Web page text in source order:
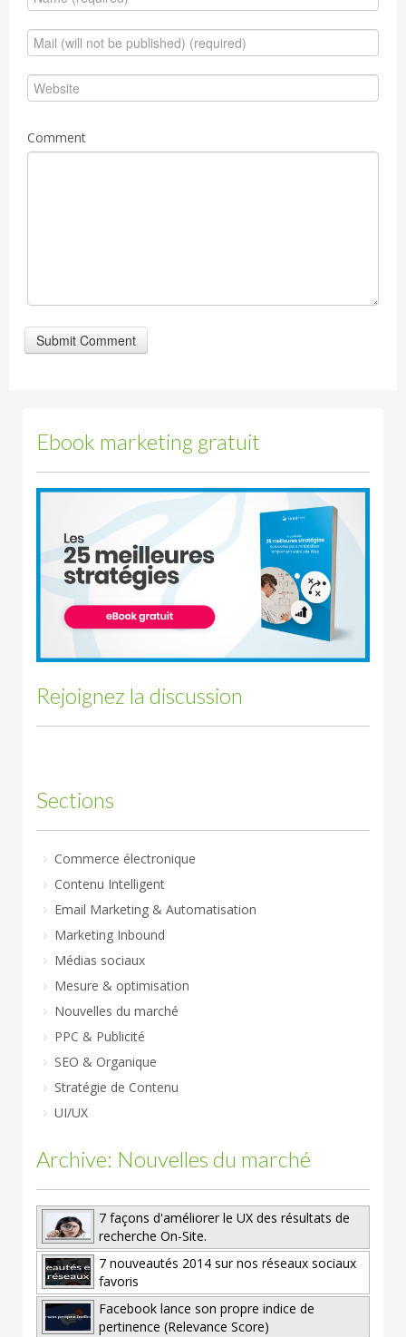
Comment
Ebook marketing gratuit
Rejoignez la discussion
Sections
Commerce électronique
Contenu Intelligent
Email Marketing & Automatisation
Marketing Inbound
Médias sociaux
Mesure & optimisation
Nouvelles du marché
PPC & Publicité
SEO & Organique
Stratégie de Contenu
UI/UX
Archive: Nouvelles du marché
7 façons d'améliorer le UX des résultats de
recherche On-Site.
7 nouveautés 2014 sur nos réseaux sociaux
favoris
Facebook lance son propre indice de
pertinence (Relevance Score)